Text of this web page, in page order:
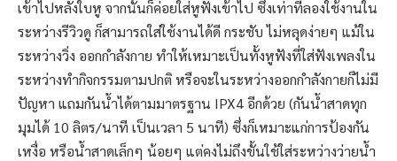
เข้าไปหลังใบหู จากนั้นก็ค่อยใส่หูฟังเข้าไป ซึ่งเท่าที่ลองใช้งานใน
ระหว่างรีวิวดู ก็สามารถใส่ใช้งานได้ดี กระชับ ไม่หลุดง่ายๆ แม้ใน
ระหว่างวิ่ง ออกกำลังกาย ทำให้เหมาะเป็นทั้งหูฟังที่ใส่ฟังเพลงใน
ระหว่างทำกิจกรรมตามปกติ หรือจะในระหว่างออกกำลังกายก็ไม่มี
ปัญหา แถมกันน้ำได้ตามมาตรฐาน IPX4 อีกด้วย (กันน้ำสาดทุก
มุมได้ 10 ลิตร/นาที เป็นเวลา 5 นาที) ซึ่งก็เหมาะแก่การป้องกัน
เหงื่อ หรือน้ำสาดเล็กๆ น้อยๆ แต่คงไม่ถึงขั้นใช้ใส่ระหว่างว่ายน้ำ